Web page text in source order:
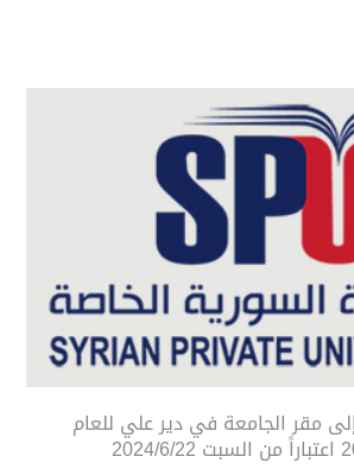
مقر الجامعة في دير علي للعام